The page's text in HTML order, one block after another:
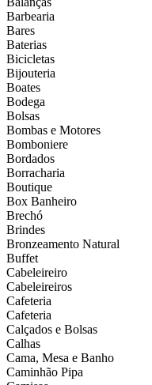
Barbearia
Bares
Baterias
Bicicletas
Bijouteria
Boates
Bodega
Bolsas
Bombas e Motores
Bomboniere
Bordados
Borracharia
Boutique
Box Banheiro
Brechó
Brindes
Bronzeamento Natural
Buffet
Cabeleireiro
Cabeleireiros
Cafeteria
Cafeteria
Calçados e Bolsas
Calhas
Cama, Mesa e Banho
Caminhão Pipa